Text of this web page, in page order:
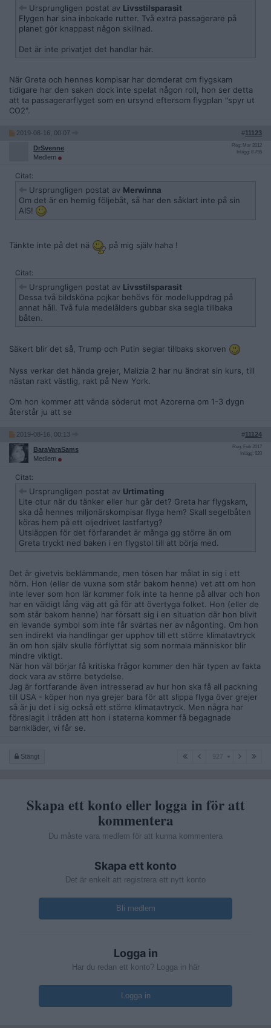
Ursprungligen postat av Livsstilsparasit
Flygen har sina inbokade rutter. Två extra passagerare på
planet gör knappast någon skillnad.
Det är inte privatjet det handlar här.
När Greta och hennes kompisar har domderat om flygskam
tidigare har den saken dock inte spelat någon roll, hon ser detta
att ta passagerarflyget som en ursynd eftersom flygplan "spyr ut
CO2".
2019-08-16, 00:07 #11123
DrSvenne
Medlem
Reg: Mar 2012
Inlägg: 8 755
Citat:
Ursprungligen postat av Merwinna
Om det är en hemlig följebåt, så har den såklart inte på sin
AIS!
Tänkte inte på det nä på mig själv haha !
Citat:
Ursprungligen postat av Livsstilsparasit
Dessa två bildsköna pojkar behövs för modelluppdrag på
annat håll. Två fula medelålders gubbar ska segla tillbaka
båten.
Säkert blir det så, Trump och Putin seglar tillbaks skorven
Nyss verkar det hända grejer, Malizia 2 har nu ändrat sin kurs, till
nästan rakt västlig, rakt på New York.
Om hon kommer att vända söderut mot Azorerna om 1-3 dygn
återstår ju att se
2019-08-16, 00:13 #11124
BaraVaraSams
Medlem
Reg: Feb 2017
Inlägg: 620
Citat:
Ursprungligen postat av Urtimating
Lite otur när du tänker eller hur går det? Greta har flygskam,
ska då hennes miljonärskompisar flyga hem? Skall segelbåten
köras hem på ett oljedrivet lastfartyg?
Utsläppen för det förfarandet är många gg större än om
Greta tryckt ned baken i en flygstol till att börja med.
Det är givetvis beklämmande, men tösen har målat in sig i ett
hörn. Hon (eller de vuxna som står bakom henne) vet att om hon
inte lever som hon lär kommer folk inte ta henne på allvar och hon
har en väldigt lång väg att gå för att övertyga folket. Hon (eller de
som står bakom henne) har försatt sig i en situation där hon blivit
en levande symbol som inte får svärtas ner av någonting. Om hon
sen indirekt via handlingar ger upphov till ett större klimatavtryck
än om hon själv skulle förflyttat sig som normala människor blir
mindre viktigt.
När hon väl börjar få kritiska frågor kommer den här typen av fakta
dock vara av större betydelse.
Jag är fortfarande även intresserad av hur hon ska få all packning
till USA - köper hon nya grejer bara för att slippa flyga över grejer
så är ju det i sig också ett större klimatavtryck. Men några har
föreslagit i tråden att hon i staterna kommer få begagnade
barnkläder, vi får se.
Stängt 927
Skapa ett konto eller logga in för att
kommentera
Du måste vara medlem för att kunna kommentera
Skapa ett konto
Det är enkelt att registrera ett nytt konto
Bli medlem
Logga in
Har du redan ett konto? Logga in här
Logga in